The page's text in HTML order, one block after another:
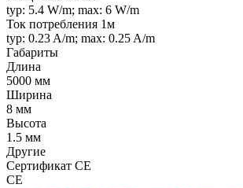
typ: 5.4 W/m; max: 6 W/m
Ток потребления 1м
typ: 0.23 A/m; max: 0.25 A/m
Габариты
Длина
5000 мм
Ширина
8 мм
Высота
1.5 мм
Другие
Сертификат CE
CE